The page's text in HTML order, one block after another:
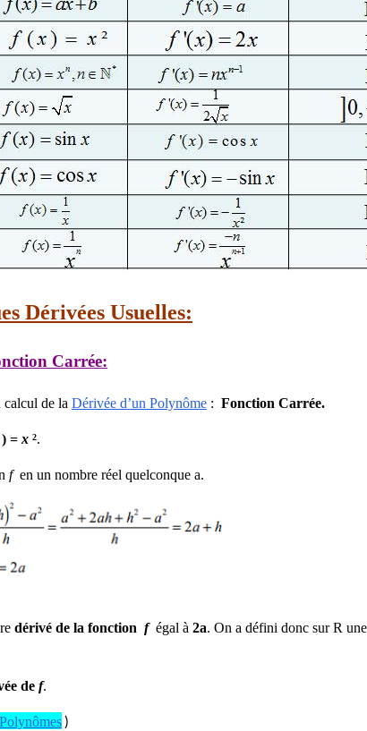
Dérivées Usuelles:
Carrée:
calcul de la Dérivée d’un Polynôme : Fonction Carrée.
) = x 2.
fen un nombre réel quelconque a.
dérivé de la fonction f égal à 2a. On a défini donc sur R
de f.
)